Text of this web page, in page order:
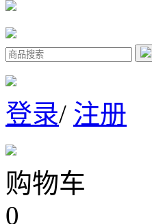
登录/ 注册
购物车
0